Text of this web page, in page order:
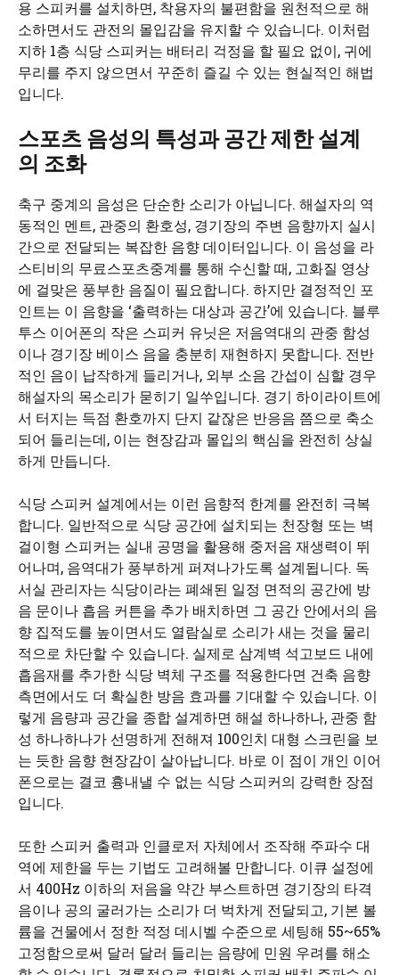
용 스피커를 설치하면, 착용자의 불편함을 원천적으로 해
소하면서도 관전의 몰입감을 유지할 수 있습니다. 이처럼
지하 1층 식당 스피커는 배터리 걱정을 할 필요 없이, 귀에
무리를 주지 않으면서 꾸준히 즐길 수 있는 현실적인 해법
입니다.
스포츠 음성의 특성과 공간 제한 설계
의 조화
축구 중계의 음성은 단순한 소리가 아닙니다. 해설자의 역
동적인 멘트, 관중의 환호성, 경기장의 주변 음향까지 실시
간으로 전달되는 복잡한 음향 데이터입니다. 이 음성을 라
스티비의 무료스포츠중계를 통해 수신할 때, 고화질 영상
에 걸맞은 풍부한 음질이 필요합니다. 하지만 결정적인 포
인트는 이 음향을 ‘출력하는 대상과 공간’에 있습니다. 블루
투스 이어폰의 작은 스피커 유닛은 저음역대의 관중 함성
이나 경기장 베이스 음을 충분히 재현하지 못합니다. 전반
적인 음이 납작하게 들리거나, 외부 소음 간섭이 심할 경우
해설자의 목소리가 묻히기 일쑤입니다. 경기 하이라이트에
서 터지는 득점 환호까지 단지 같잖은 반응음 쯤으로 축소
되어 들리는데, 이는 현장감과 몰입의 핵심을 완전히 상실
하게 만듭니다.
식당 스피커 설계에서는 이런 음향적 한계를 완전히 극복
합니다. 일반적으로 식당 공간에 설치되는 천장형 또는 벽
걸이형 스피커는 실내 공명을 활용해 중저음 재생력이 뛰
어나며, 음역대가 풍부하게 퍼져나가도록 설계됩니다. 독
서실 관리자는 식당이라는 폐쇄된 일정 면적의 공간에 방
음 문이나 흡음 커튼을 추가 배치하면 그 공간 안에서의 음
향 집적도를 높이면서도 열람실로 소리가 새는 것을 물리
적으로 차단할 수 있습니다. 실제로 삼계벽 석고보드 내에
흡음재를 추가한 식당 벽체 구조를 적용한다면 건축 음향
측면에서도 더 확실한 방음 효과를 기대할 수 있습니다. 이
렇게 음량과 공간을 종합 설계하면 해설 하나하나, 관중 함
성 하나하나가 선명하게 전해져 100인치 대형 스크린을 보
는 듯한 음향 현장감이 살아납니다. 바로 이 점이 개인 이어
폰으로는 결코 흉내낼 수 없는 식당 스피커의 강력한 장점
입니다.
또한 스피커 출력과 인클로저 자체에서 조작해 주파수 대
역에 제한을 두는 기법도 고려해볼 만합니다. 이큐 설정에
서 400Hz 이하의 저음을 약간 부스트하면 경기장의 타격
음이나 공의 굴러가는 소리가 더 벅차게 전달되고, 기본 볼
륨을 건물에서 정한 적정 데시벨 수준으로 세팅해 55~65%
고정함으로써 달러 달러 들리는 음량에 민원 우려를 해소